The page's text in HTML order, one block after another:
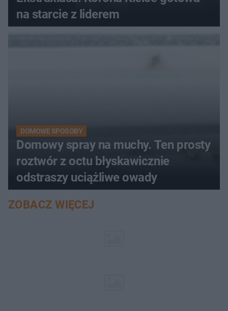
na starcie z liderem
DOMOWE SPOSOBY
Domowy spray na muchy. Ten prosty
roztwór z octu błyskawicznie
odstraszy uciążliwe owady
ZOBACZ WIĘCEJ